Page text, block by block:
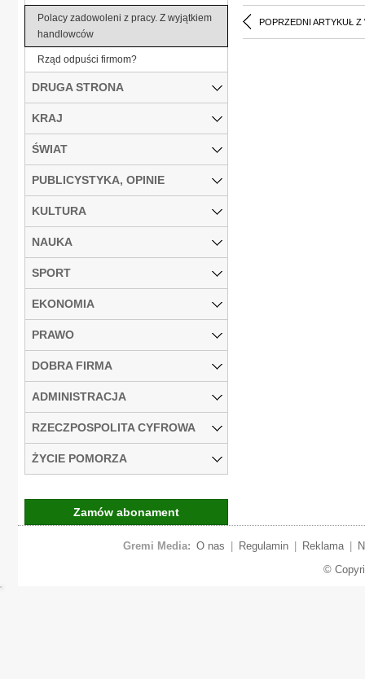
POPRZEDNI ARTYKUŁ Z
Polacy zadowoleni z pracy. Z wyjątkiem
handlowców
Rząd odpuści firmom?
DRUGA STRONA
KRAJ
ŚWIAT
PUBLICYSTYKA, OPINIE
KULTURA
NAUKA
SPORT
EKONOMIA
PRAWO
DOBRA FIRMA
ADMINISTRACJA
RZECZPOSPOLITA CYFROWA
ŻYCIE POMORZA
Zamów abonament
Gremi Media: O nas Regulamin Reklama
©